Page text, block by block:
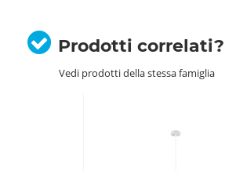
Prodotti correlati?
Vedi prodotti della stessa famiglia